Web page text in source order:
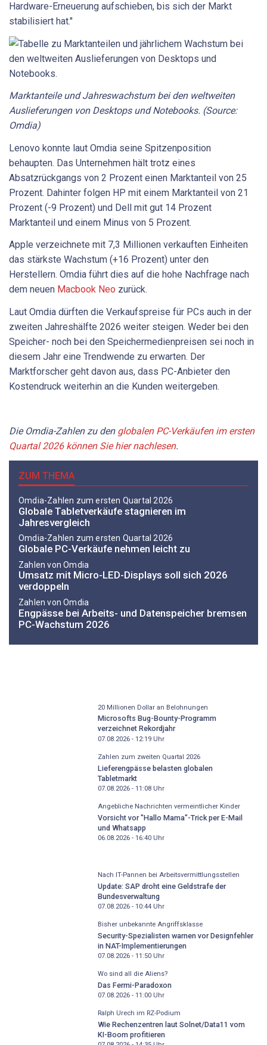
Hardware-Erneuerung aufschieben, bis sich der Markt
stabilisiert hat."
Marktanteile und Jahreswachstum bei den weltweiten
Auslieferungen von Desktops und Notebooks. (Source:
Omdia)
Lenovo konnte laut Omdia seine Spitzenposition
behaupten. Das Unternehmen hält trotz eines
Absatzrückgangs von 2 Prozent einen Marktanteil von 25
Prozent. Dahinter folgen HP mit einem Marktanteil von 21
Prozent (-9 Prozent) und Dell mit gut 14 Prozent
Marktanteil und einem Minus von 5 Prozent.
Apple verzeichnete mit 7,3 Millionen verkauften Einheiten
das stärkste Wachstum (+16 Prozent) unter den
Herstellern. Omdia führt dies auf die hohe Nachfrage nach
dem neuen Macbook Neo zurück.
Laut Omdia dürften die Verkaufspreise für PCs auch in der
zweiten Jahreshälfte 2026 weiter steigen. Weder bei den
Speicher- noch bei den Speichermedienpreisen sei noch in
diesem Jahr eine Trendwende zu erwarten. Der
Marktforscher geht davon aus, dass PC-Anbieter den
Kostendruck weiterhin an die Kunden weitergeben.
Die Omdia-Zahlen zu den globalen PC-Verkäufen im ersten
Quartal 2026 können Sie hier nachlesen.
ZUM THEMA
Omdia-Zahlen zum ersten Quartal 2026
Globale Tabletverkäufe stagnieren im
Jahresvergleich
Omdia-Zahlen zum ersten Quartal 2026
Globale PC-Verkäufe nehmen leicht zu
Zahlen von Omdia
Umsatz mit Micro-LED-Displays soll sich 2026
verdoppeln
Zahlen von Omdia
Engpässe bei Arbeits- und Datenspeicher bremsen
PC-Wachstum 2026
20 Millionen Dollar an Belohnungen
Microsofts Bug-Bounty-Programm
verzeichnet Rekordjahr
07.08.2026 - 12:19Uhr
Zahlen zum zweiten Quartal 2026
Lieferengpässe belasten globalen
Tabletmarkt
07.08.2026 - 11:08Uhr
Angebliche Nachrichten vermeintlicher Kinder
Vorsicht vor "Hallo Mama"-Trick per E-Mail
und Whatsapp
06.08.2026 - 16:40Uhr
Nach IT-Pannen bei Arbeitsvermittlungsstellen
Update: SAP droht eine Geldstrafe der
Bundesverwaltung
07.08.2026 - 10:44Uhr
Bisher unbekannte Angriffsklasse
Security-Spezialisten warnen vor Designfehler
in NAT-Implementierungen
07.08.2026 - 11:50Uhr
Wo sind all die Aliens?
Das Fermi-Paradoxon
07.08.2026 - 11:00Uhr
Ralph Urech im RZ-Podium
Wie Rechenzentren laut Solnet/Data11 vom
KI-Boom profitieren